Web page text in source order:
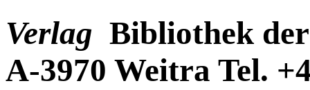
Verlag Bibliothek
A-3970 Weitra Tel.